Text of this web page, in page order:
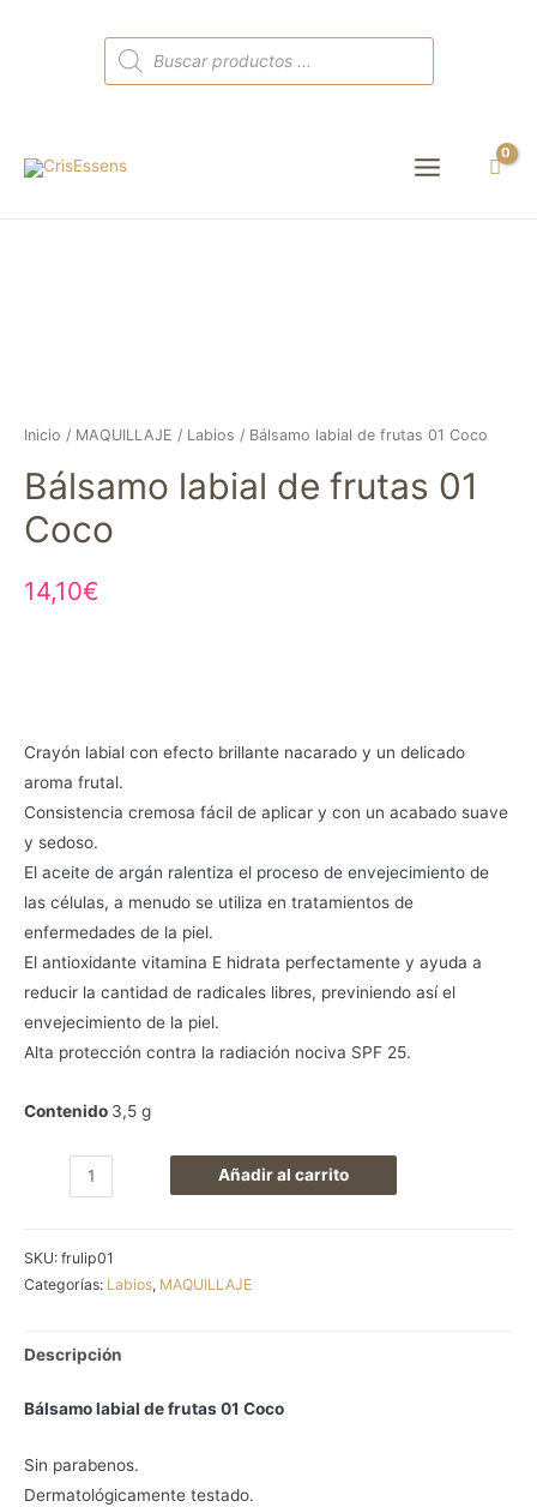
Búsqueda
de
productos
Main
Inicio / MAQUILLAJE / Labios / Bálsamo labial de frutas 01 Coco
Bálsamo labial de frutas 01
Coco
14,10€
Crayón labial con efecto brillante nacarado y un delicado
aroma frutal.
Consistencia cremosa fácil de aplicar y con un acabado suave
y sedoso.
El aceite de argán ralentiza el proceso de envejecimiento de
las células, a menudo se utiliza en tratamientos de
enfermedades de la piel.
El antioxidante vitamina E hidrata perfectamente y ayuda a
reducir la cantidad de radicales libres, previniendo así el
envejecimiento de la piel.
Alta protección contra la radiación nociva SPF 25.
Contenido 3,5 g
frutas
01
cantidad
Añadir al carrito
SKU: frulip01
Categorías: Labios, MAQUILLAJE
Descripción
Bálsamo labial de frutas 01 Coco
Sin parabenos.
Dermatológicamente testado.